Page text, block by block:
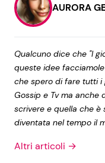
AURORA
Qualcuno dice che "I
queste idee
che spero di fare tutti i
Gossip e Tv ma anche
scrivere e quella che è
diventata nel tempo il
Altri articoli →